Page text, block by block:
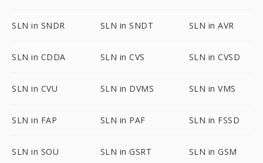
SLN in SNDR SLN in SNDT SLN in AVR
SLN in CDDA SLN in CVS SLN in CVSD
SLN in CVU SLN in DVMS SLN in VMS
SLN in FAP SLN in PAF SLN in FSSD
SLN in SOU SLN in GSRT SLN in GSM